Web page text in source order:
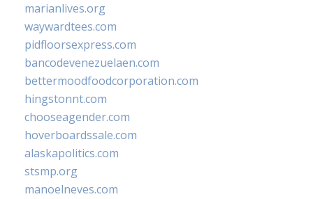
marianlives.org
waywardtees.com
pidfloorsexpress.com
bancodevenezuelaen.com
bettermoodfoodcorporation.com
hingstonnt.com
chooseagender.com
hoverboardssale.com
alaskapolitics.com
stsmp.org
manoelneves.com